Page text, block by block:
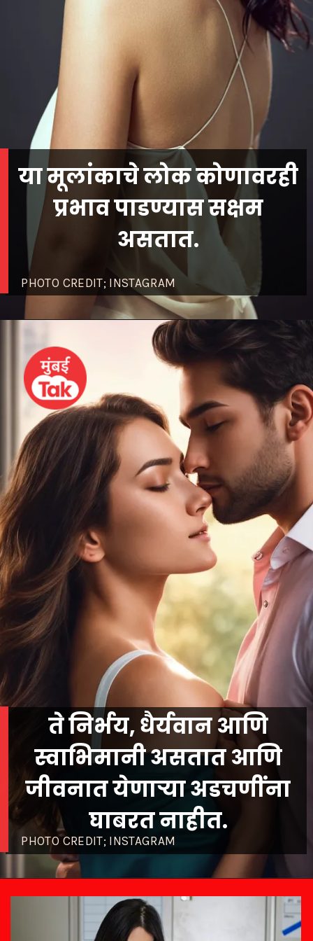
PHOTO CREDIT; INSTAGRAM
या मूलांकाचे लोक कोणावरही
प्रभाव पाडण्यास सक्षम
असतात.
PHOTO CREDIT; INSTAGRAM
ते निर्भय, धैर्यवान आणि
स्वाभिमानी असतात आणि
जीवनात येणाऱ्या अडचणींना